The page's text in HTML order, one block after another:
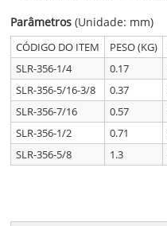
Parâmetros (Unidade: mm)
CÓDIGO DO ITEM PESO (KG)
SLR-356-1/4
0.17
SLR-356-5/16-3/8
0.37
SLR-356-7/16
0.57
SLR-356-1/2
0.71
SLR-356-5/8
1.3